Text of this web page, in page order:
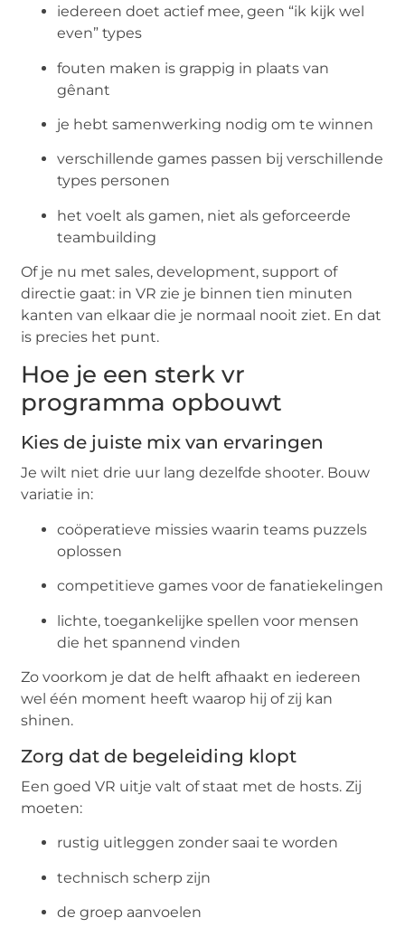
iedereen doet actief mee, geen “ik kijk wel
even” types
fouten maken is grappig in plaats van
gênant
je hebt samenwerking nodig om te winnen
verschillende games passen bij verschillende
types personen
het voelt als gamen, niet als geforceerde
teambuilding
Of je nu met sales, development, support of
directie gaat: in VR zie je binnen tien minuten
kanten van elkaar die je normaal nooit ziet. En dat
is precies het punt.
Hoe je een sterk vr
programma opbouwt
Kies de juiste mix van ervaringen
Je wilt niet drie uur lang dezelfde shooter. Bouw
variatie in:
coöperatieve missies waarin teams puzzels
oplossen
competitieve games voor de fanatiekelingen
lichte, toegankelijke spellen voor mensen
die het spannend vinden
Zo voorkom je dat de helft afhaakt en iedereen
wel één moment heeft waarop hij of zij kan
shinen.
Zorg dat de begeleiding klopt
Een goed VR uitje valt of staat met de hosts. Zij
moeten:
rustig uitleggen zonder saai te worden
technisch scherp zijn
de groep aanvoelen